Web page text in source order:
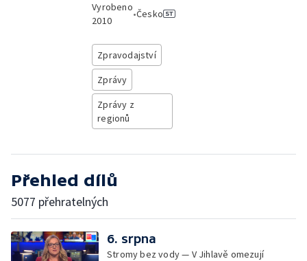
Vyrobeno
2010
•Česko
Zpravodajství
Zprávy
Zprávy z
regionů
Přehled dílů
5077 přehratelných
6. srpna
Stromy bez vody — V Jihlavě omezují